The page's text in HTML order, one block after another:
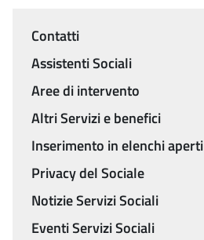
Menu
Contatti
Assistenti Sociali
Aree di intervento
Altri Servizi e benefici
Inserimento in elenchi aperti
Privacy del Sociale
Notizie Servizi Sociali
Eventi Servizi Sociali